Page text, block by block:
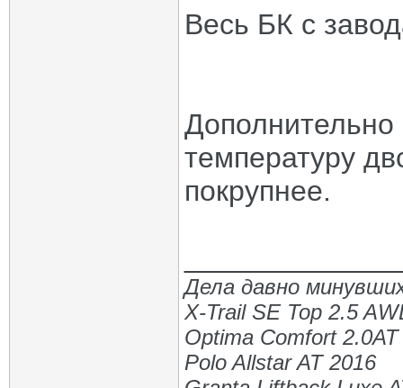
Весь БК с
температуру
покрупнее.
Дела давно
X-Trail SE Top 2.5
Optima Comfort
Polo Allstar AT 2016